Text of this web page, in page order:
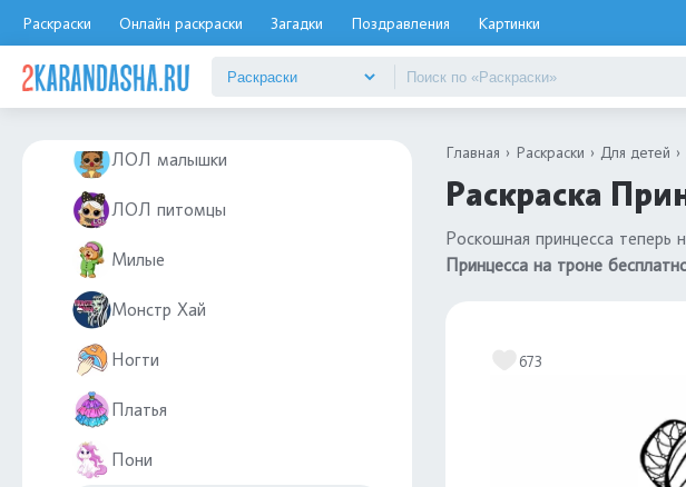
Раскраски Онлайн раскраски Загадки Поздравления Картинки
ЛОЛ OMG
ЛОЛ малышки
ЛОЛ питомцы
Милые
Монстр Хай
Ногти
Платья
Пони
Главная Раскраски Для детей
Раскраска
Роскошная принцесса теперь
Принцесса на троне
673